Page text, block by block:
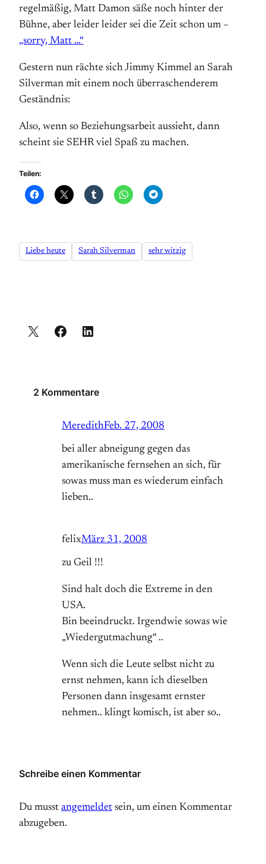
regelmäßig, Matt Damon säße noch hinter der
Bühne, aber leider leider sei die Zeit schon um –
„sorry, Matt …“
Gestern nun rächte sich Jimmy Kimmel an Sarah
Silverman mit einem noch überraschenderem
Geständnis:
Also, wenn so Beziehungsarbeit aussieht, dann
scheint sie SEHR viel Spaß zu machen.
Teilen:
Liebe heute Sarah Silverman sehr witzig
2 Kommentare
MeredithFeb. 27, 2008
bei aller abneigung gegen das
amerikanische fernsehen an sich, für
sowas muss man es wiederum einfach
lieben..
felixMärz 31, 2008
zu Geil !!!
Sind halt doch die Extreme in den
USA.
Bin beeindruckt. Irgendwie sowas wie
„Wiedergutmachung“ ..
Wenn sich die Leute selbst nicht zu
ernst nehmen, kann ich dieselben
Personen dann insgesamt ernster
nehmen.. klingt komisch, ist aber so..
Schreibe einen Kommentar
Du musst angemeldet sein, um einen Kommentar
abzugeben.